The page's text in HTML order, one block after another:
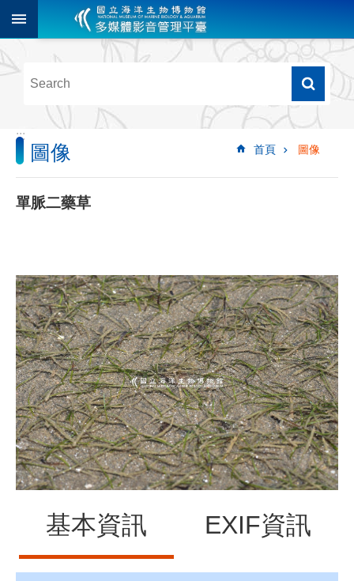
跳到主要內容區塊
階
尋
多
媒
體
檢
像
影
音
音
源
訊
息
發
布
諮
詢
會
員
:::
首頁 圖像
圖像
單脈二藥草
基本資訊 EXIF資訊